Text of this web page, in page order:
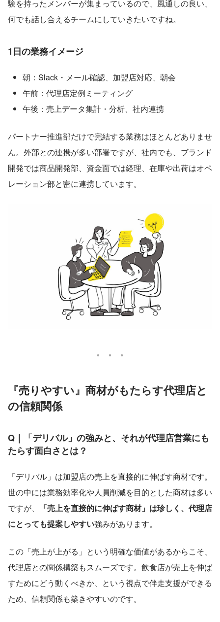
験を持ったメンバーが集まっているので、風通しの良い、
何でも話し合えるチームにしていきたいですね。
1日の業務イメージ
朝：Slack・メール確認、加盟店対応、朝会
午前：代理店定例ミーティング
午後：売上データ集計・分析、社内連携
パートナー推進部だけで完結する業務はほとんどありませ
ん。外部との連携が多い部署ですが、社内でも、ブランド
開発では商品開発部、資金面では経理、在庫や出荷はオペ
レーション部と密に連携しています。
『売りやすい』商材がもたらす代理店と
の信頼関係
Q｜「デリバル」の強みと、それが代理店営業にも
たらす面白さとは？
「デリバル」は加盟店の売上を直接的に伸ばす商材です。
世の中には業務効率化や人員削減を目的とした商材は多い
ですが、
「売上を直接的に伸ばす商材」は珍しく、代理店
にとっても提案しやすい強みがあります。
この「売上が上がる」という明確な価値があるからこそ、
代理店との関係構築もスムーズです。飲食店が売上を伸ば
すためにどう動くべきか、という視点で伴走支援ができる
ため、信頼関係も築きやすいのです。